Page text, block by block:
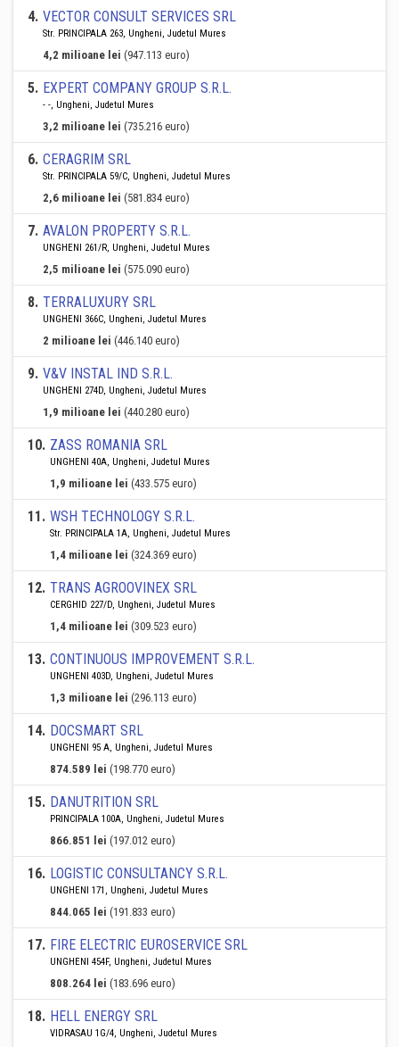
4. VECTOR CONSULT SERVICES SRL
Str. PRINCIPALA 263, Ungheni, Judetul Mures
4,2 milioane lei (947.113 euro)
5. EXPERT COMPANY GROUP S.R.L.
- -, Ungheni, Judetul Mures
3,2 milioane lei (735.216 euro)
6. CERAGRIM SRL
Str. PRINCIPALA 59/C, Ungheni, Judetul Mures
2,6 milioane lei (581.834 euro)
7. AVALON PROPERTY S.R.L.
UNGHENI 261/R, Ungheni, Judetul Mures
2,5 milioane lei (575.090 euro)
8. TERRALUXURY SRL
UNGHENI 366C, Ungheni, Judetul Mures
2 milioane lei (446.140 euro)
9. V&V INSTAL IND S.R.L.
UNGHENI 274D, Ungheni, Judetul Mures
1,9 milioane lei (440.280 euro)
10. ZASS ROMANIA SRL
UNGHENI 40A, Ungheni, Judetul Mures
1,9 milioane lei (433.575 euro)
11. WSH TECHNOLOGY S.R.L.
Str. PRINCIPALA 1A, Ungheni, Judetul Mures
1,4 milioane lei (324.369 euro)
12. TRANS AGROOVINEX SRL
CERGHID 227/D, Ungheni, Judetul Mures
1,4 milioane lei (309.523 euro)
13. CONTINUOUS IMPROVEMENT S.R.L.
UNGHENI 403D, Ungheni, Judetul Mures
1,3 milioane lei (296.113 euro)
14. DOCSMART SRL
UNGHENI 95 A, Ungheni, Judetul Mures
874.589 lei (198.770 euro)
15. DANUTRITION SRL
PRINCIPALA 100A, Ungheni, Judetul Mures
866.851 lei (197.012 euro)
16. LOGISTIC CONSULTANCY S.R.L.
UNGHENI 171, Ungheni, Judetul Mures
844.065 lei (191.833 euro)
17. FIRE ELECTRIC EUROSERVICE SRL
UNGHENI 454F, Ungheni, Judetul Mures
808.264 lei (183.696 euro)
18. HELL ENERGY SRL
VIDRASAU 1G/4, Ungheni, Judetul Mures